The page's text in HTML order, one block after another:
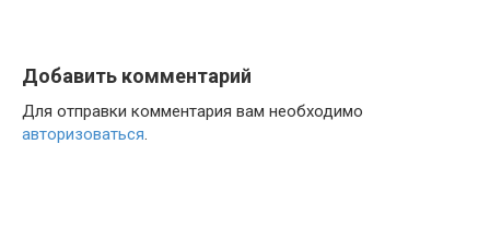
Добавить комментарий
Для отправки комментария вам необходимо
авторизоваться.